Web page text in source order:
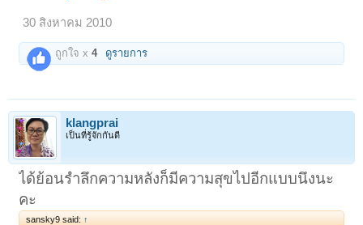
30 สิงหาคม 2010
ถูกใจ x4 ดูรายการ
klangprai
เป็นที่รู้จักกันดี
ได้ย้อนรำลึกความหลังก็มีความสุขไปอีกแบบนึงนะ
คะ
sansky9 said: ↑